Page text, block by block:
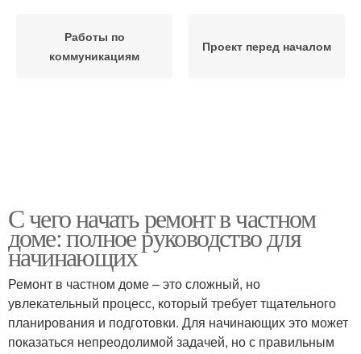
Работы по
коммуникациям
Проект перед началом
С чего начать ремонт в частном
доме: полное руководство для
начинающих
Ремонт в частном доме – это сложный, но
увлекательный процесс, который требует тщательного
планирования и подготовки. Для начинающих это может
показаться непреодолимой задачей, но с правильным